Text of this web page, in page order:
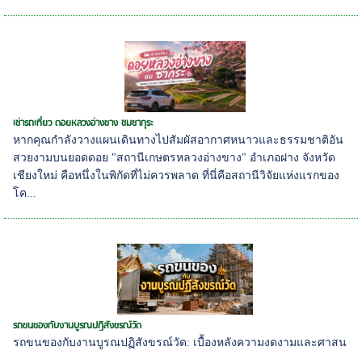
เช่ารถเที่ยว ดอยหลวงอ่างขาง ชมซากุระ
หากคุณกำลังวางแผนเดินทางไปสัมผัสอากาศหนาวและธรรมชาติอัน
สวยงามบนยอดดอย "สถานีเกษตรหลวงอ่างขาง" อำเภอฝาง จังหวัด
เชียงใหม่ คือหนึ่งในพิกัดที่ไม่ควรพลาด ที่นี่คือสถานีวิจัยแห่งแรกของ
โค...
รถขนของกับงานบูรณปฏิสังขรณ์วัด
รถขนของกับงานบูรณปฏิสังขรณ์วัด: เบื้องหลังความงดงามและศาสน